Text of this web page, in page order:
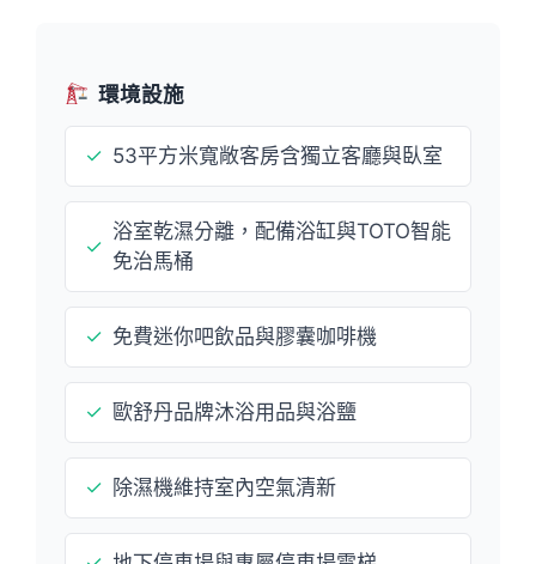
環境設施
✓ 53平方米寬敞客房含獨立客廳與臥室
✓
浴室乾濕分離，配備浴缸與TOTO智能
免治馬桶
✓ 免費迷你吧飲品與膠囊咖啡機
✓ 歐舒丹品牌沐浴用品與浴鹽
✓ 除濕機維持室內空氣清新